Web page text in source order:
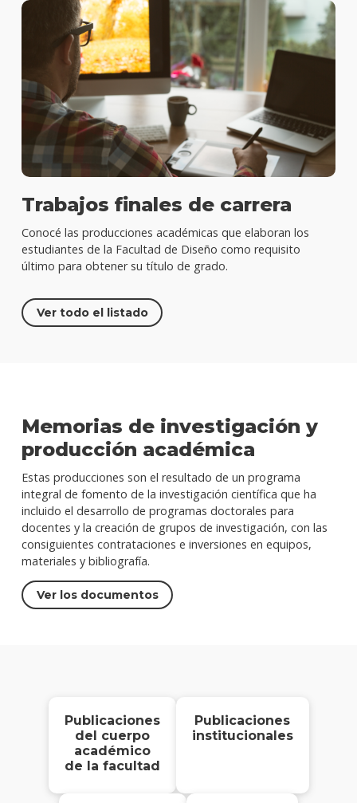
Trabajos finales de carrera
Conocé las producciones académicas que elaboran los
estudiantes de la Facultad de Diseño como requisito
último para obtener su título de grado.
Ver todo el listado
Memorias de investigación y
producción académica
Estas producciones son el resultado de un programa
integral de fomento de la investigación científica que ha
incluido el desarrollo de programas doctorales para
docentes y la creación de grupos de investigación, con las
consiguientes contrataciones e inversiones en equipos,
materiales y bibliografía.
Ver los documentos
Publicaciones
del cuerpo
académico
de la facultad
Publicaciones
institucionales